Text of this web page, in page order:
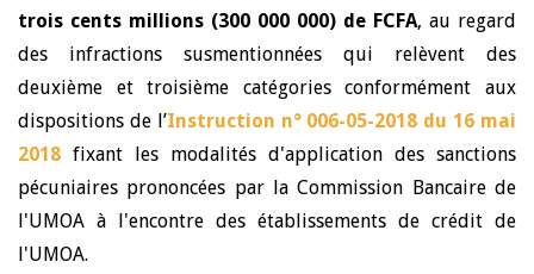
trois cents millions (300 000 000) de FCFA, au regard
des infractions susmentionnées qui relèvent des
deuxième et troisième catégories conformément aux
dispositions de l’Instruction n° 006-05-2018 du 16 mai
2018 fixant les modalités d'application des sanctions
pécuniaires prononcées par la Commission Bancaire de
l'UMOA à l'encontre des établissements de crédit de
l'UMOA.